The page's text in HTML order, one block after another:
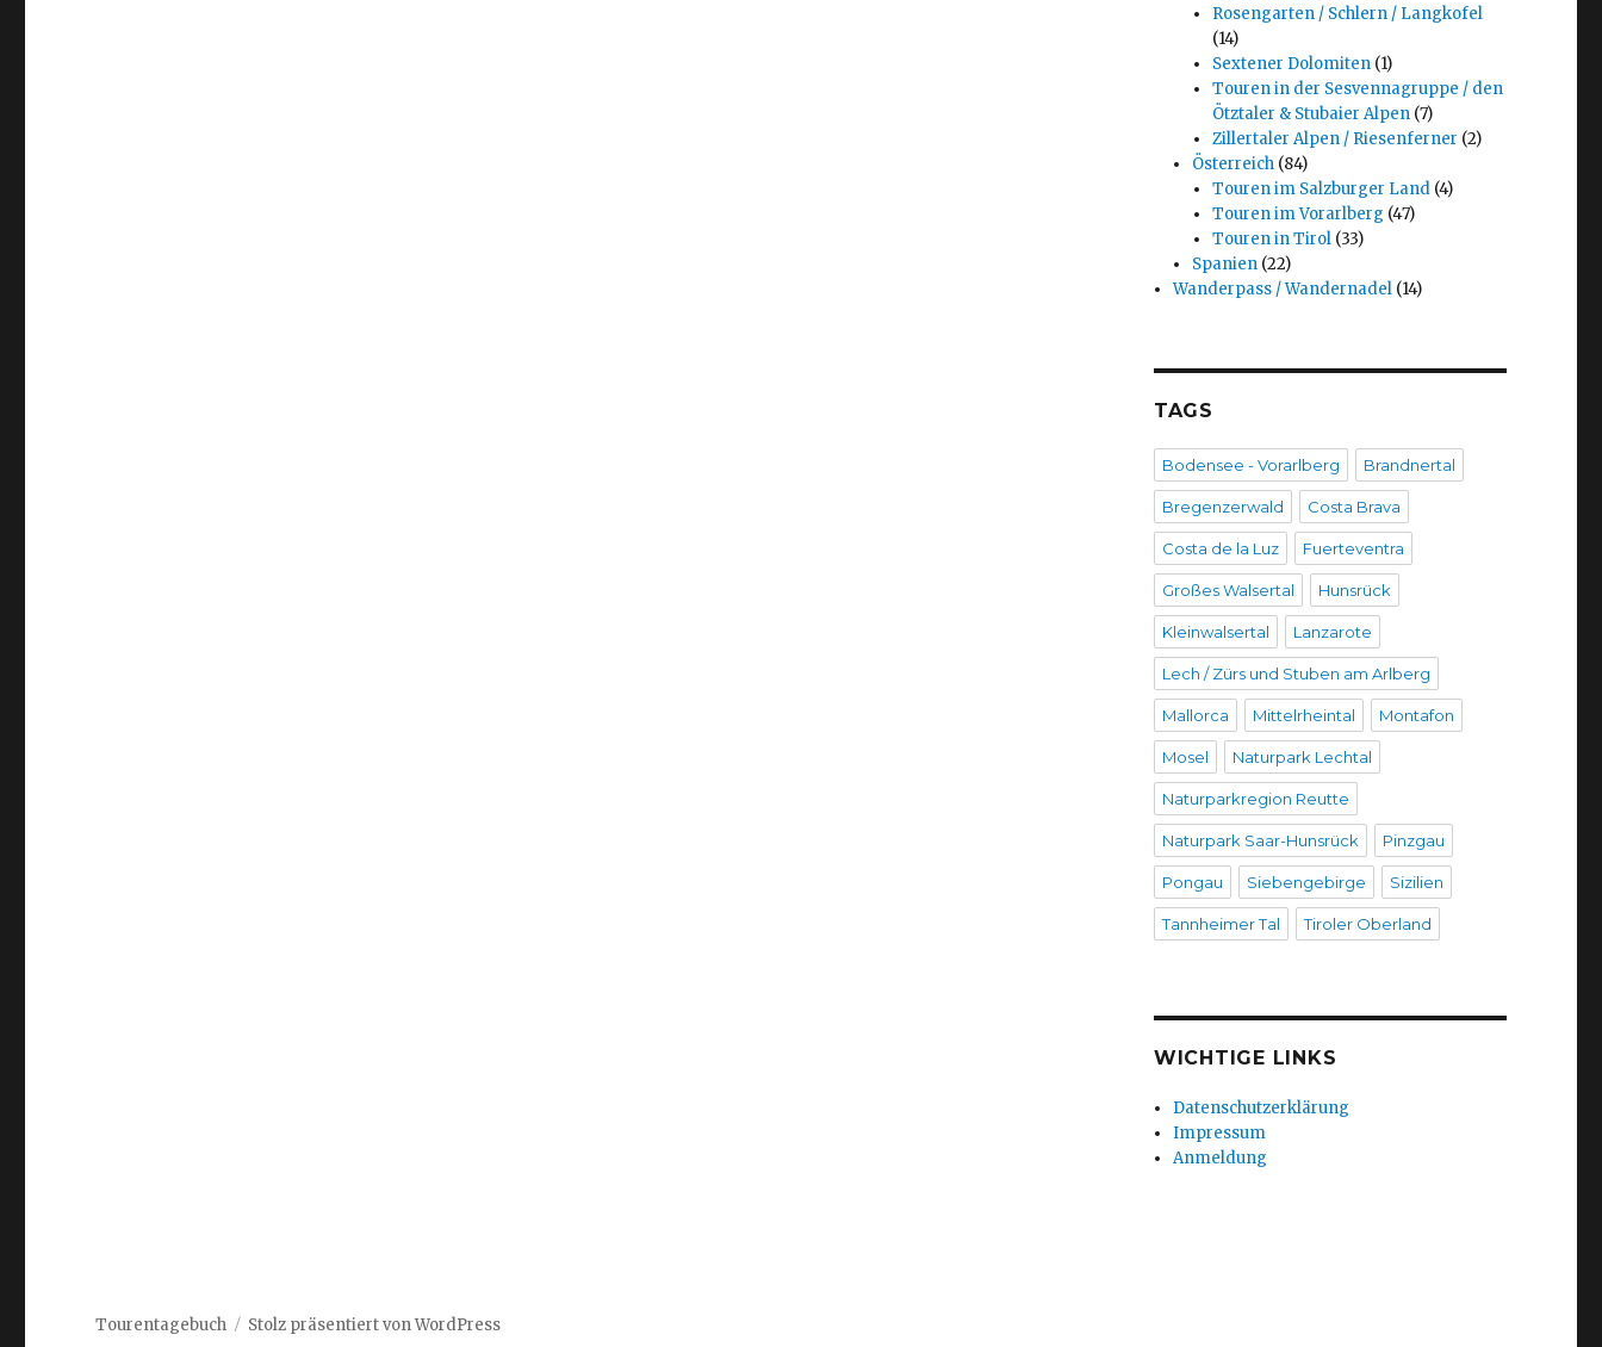
Rosengarten / Schlern / Langkofel
(14)
Sextener Dolomiten(1)
Touren in der Sesvennagruppe / den
Ötztaler & Stubaier Alpen(7)
Zillertaler Alpen / Riesenferner (2)
Österreich (84)
Touren im Salzburger Land(4)
Touren im Vorarlberg (47)
Touren in Tirol(33)
Spanien (22)
Wanderpass / Wandernadel (14)
TAGS
Bodensee - Vorarlberg Brandnertal
Bregenzerwald Costa Brava
Costa de la Luz Fuerteventra
Großes Walsertal Hunsrück
Kleinwalsertal Lanzarote
Lech / Zürs und Stuben am Arlberg
Mallorca Mittelrheintal Montafon
Mosel Naturpark Lechtal
Naturparkregion Reutte
Naturpark Saar-Hunsrück Pinzgau
Pongau Siebengebirge Sizilien
Tannheimer Tal Tiroler Oberland
WICHTIGE LINKS
Datenschutzerklärung
Impressum
Anmeldung
Tourentagebuch Stolz präsentiert von WordPress